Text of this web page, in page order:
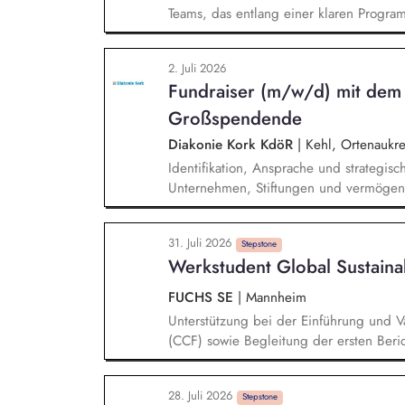
Teams, das entlang einer klaren
Sie unterstützen die Geschäftsführung
entwickeln dabei die
wissenschaftliche Erkenntnisse in
Stiftungsprogrammatik.
2. Juli 2026
Fundraiser (m/w/d) mit
Großspendende
Diakonie Kork KdöR | Kehl,
Identifikation, Ansprache und
Unternehmen, Stiftungen und
individueller Förderstrategien (Major
Durchführung von exklusiven
Begleitung der Geschäftsleitung sowie
und der direkten Ansprache.
31. Juli 2026 Stepstone
Werkstudent Global
FUCHS SE | Mannheim
Unterstützung bei der Einführung und
(CCF) sowie Begleitung der ersten
Durchführung von Fehler-,
Nachhaltigkeitsstandards und Mitarbeit
Optimierung von Dashboards und
28. Juli 2026 Stepstone